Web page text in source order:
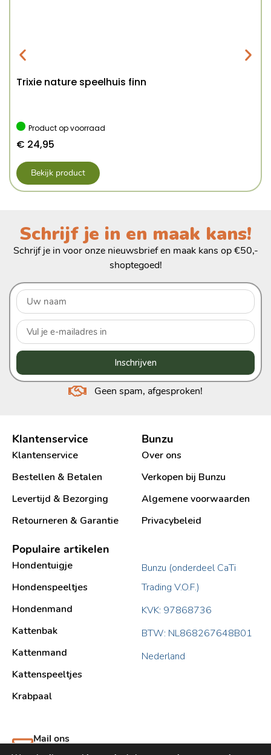
Trixie nature speelhuis finn
Product op voorraad
€ 24,95
Bekijk product
Schrijf je in en maak kans!
Schrijf je in voor onze nieuwsbrief en maak kans op €50,-
shoptegoed!
Inschrijven
Geen spam, afgesproken!
Klantenservice
Klantenservice
Bestellen & Betalen
Levertijd & Bezorging
Retourneren & Garantie
Bunzu
Over ons
Verkopen bij Bunzu
Algemene voorwaarden
Privacybeleid
Populaire artikelen
Hondentuigje
Hondenspeeltjes
Hondenmand
Kattenbak
Kattenmand
Kattenspeeltjes
Krabpaal​
Bunzu (onderdeel CaTi
Trading V.O.F.)
KVK: 97868736
BTW: NL868267648B01
Nederland
Mail ons